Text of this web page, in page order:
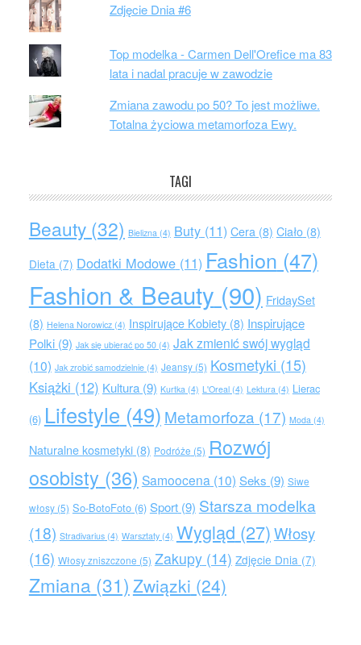
Zdjęcie Dnia #6
Top modelka - Carmen Dell'Orefice ma 83
lata i nadal pracuje w zawodzie
Zmiana zawodu po 50? To jest możliwe.
Totalna życiowa metamorfoza Ewy.
TAGI
Beauty(32) Bielizna(4) Buty(11) Cera(8) Ciało(8)
Dieta(7) Dodatki Modowe(11) Fashion (47)
Fashion & Beauty (90) FridaySet
(8) Helena Norowicz(4) Inspirujące Kobiety(8) Inspirujące
Polki(9) Jak się ubierać po 50(4) Jak zmienić swój wygląd
(10) Jak zrobić samodzielnie(4) Jeansy(5) Kosmetyki (15)
Książki (12) Kultura(9) Kurtka(4) L'Oreal(4) Lektura(4) Lierac
(6) Lifestyle (49) Metamorfoza (17) Moda(4)
Naturalne kosmetyki(8) Podróże (5) Rozwój
osobisty (36) Samoocena (10) Seks (9) Siwe
włosy(5) So-BotoFoto(6) Sport(9) Starsza modelka
(18) Stradivarius(4) Warsztaty(4) Wygląd (27)Włosy
(16) Włosy zniszczone (5) Zakupy(14) Zdjęcie Dnia(7)
Zmiana (31) Związki (24)